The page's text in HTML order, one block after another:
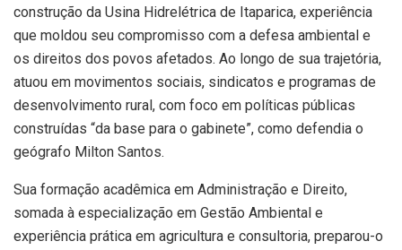
construção da Usina Hidrelétrica de Itaparica, experiência
que moldou seu compromisso com a defesa ambiental e
os direitos dos povos afetados. Ao longo de sua trajetória,
atuou em movimentos sociais, sindicatos e programas de
desenvolvimento rural, com foco em políticas públicas
construídas “da base para o gabinete”, como defendia o
geógrafo Milton Santos.
Sua formação acadêmica em Administração e Direito,
somada à especialização em Gestão Ambiental e
experiência prática em agricultura e consultoria, preparou-o